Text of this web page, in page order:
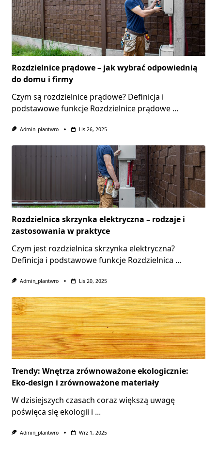
Rozdzielnice prądowe – jak wybrać odpowiednią
do domu i firmy
Czym są rozdzielnice prądowe? Definicja i
podstawowe funkcje Rozdzielnice prądowe ...
Admin_plantwro Lis 26, 2025
Rozdzielnica skrzynka elektryczna – rodzaje i
zastosowania w praktyce
Czym jest rozdzielnica skrzynka elektryczna?
Definicja i podstawowe funkcje Rozdzielnica ...
Admin_plantwro Lis 20, 2025
Trendy: Wnętrza zrównoważone ekologicznie:
Eko-design i zrównoważone materiały
W dzisiejszych czasach coraz większą uwagę
poświęca się ekologii i ...
Admin_plantwro Wrz 1, 2025